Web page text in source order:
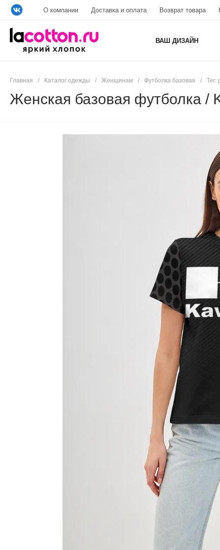
О компании Доставка и оплата Возврат товара
ВАШ ДИЗАЙН
Главная / Каталог одежды / Женщинам / Футболка базовая / Тег:
Женская базовая футболка /